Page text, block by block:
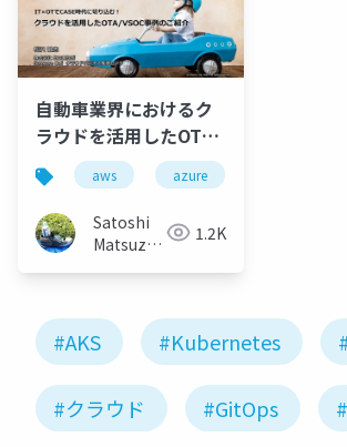
自動車業界におけるク
ラウドを活用したOTA
やVSOC事例のご紹介
（v20220225）
aws azure
Satoshi
Matsuzawa
1.2K
#AKS #Kubernetes
#クラウド #GitOps